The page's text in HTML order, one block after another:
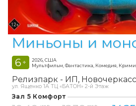
Миньоны и
6 +
2026, США
Мультфильм, Фантастика, Комедия,
Релизпарк - ИП
ул. Ященко 1А ТЦ «БАТОН» 2-й Этаж
Зал 5 Комфорт